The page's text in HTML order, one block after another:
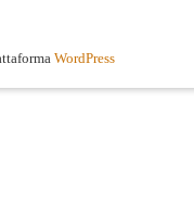
WordPress